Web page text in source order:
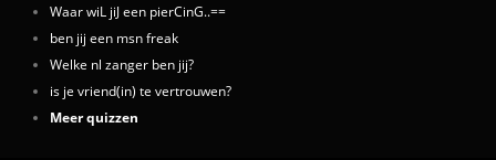
Waar wiL jiJ een pierCinG..==
ben jij een msn freak
Welke nl zanger ben jij?
is je vriend(in) te vertrouwen?
Meer quizzen